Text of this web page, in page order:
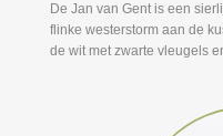
De Jan van Gent is een
flinke westerstorm aan de
de wit met zwarte vleugels